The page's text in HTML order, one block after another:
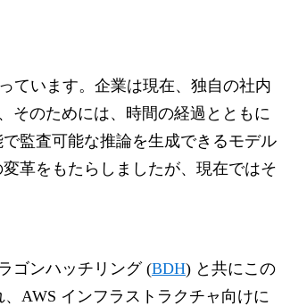
ています。企業は現在、独自の社内
そのためには、時間の経過とともに
監査可能な推論を生成できるモデル
革をもたらしましたが、現在ではそ
ゴンハッチリング (BDH) と共にこの
、AWS インフラストラクチャ向けに